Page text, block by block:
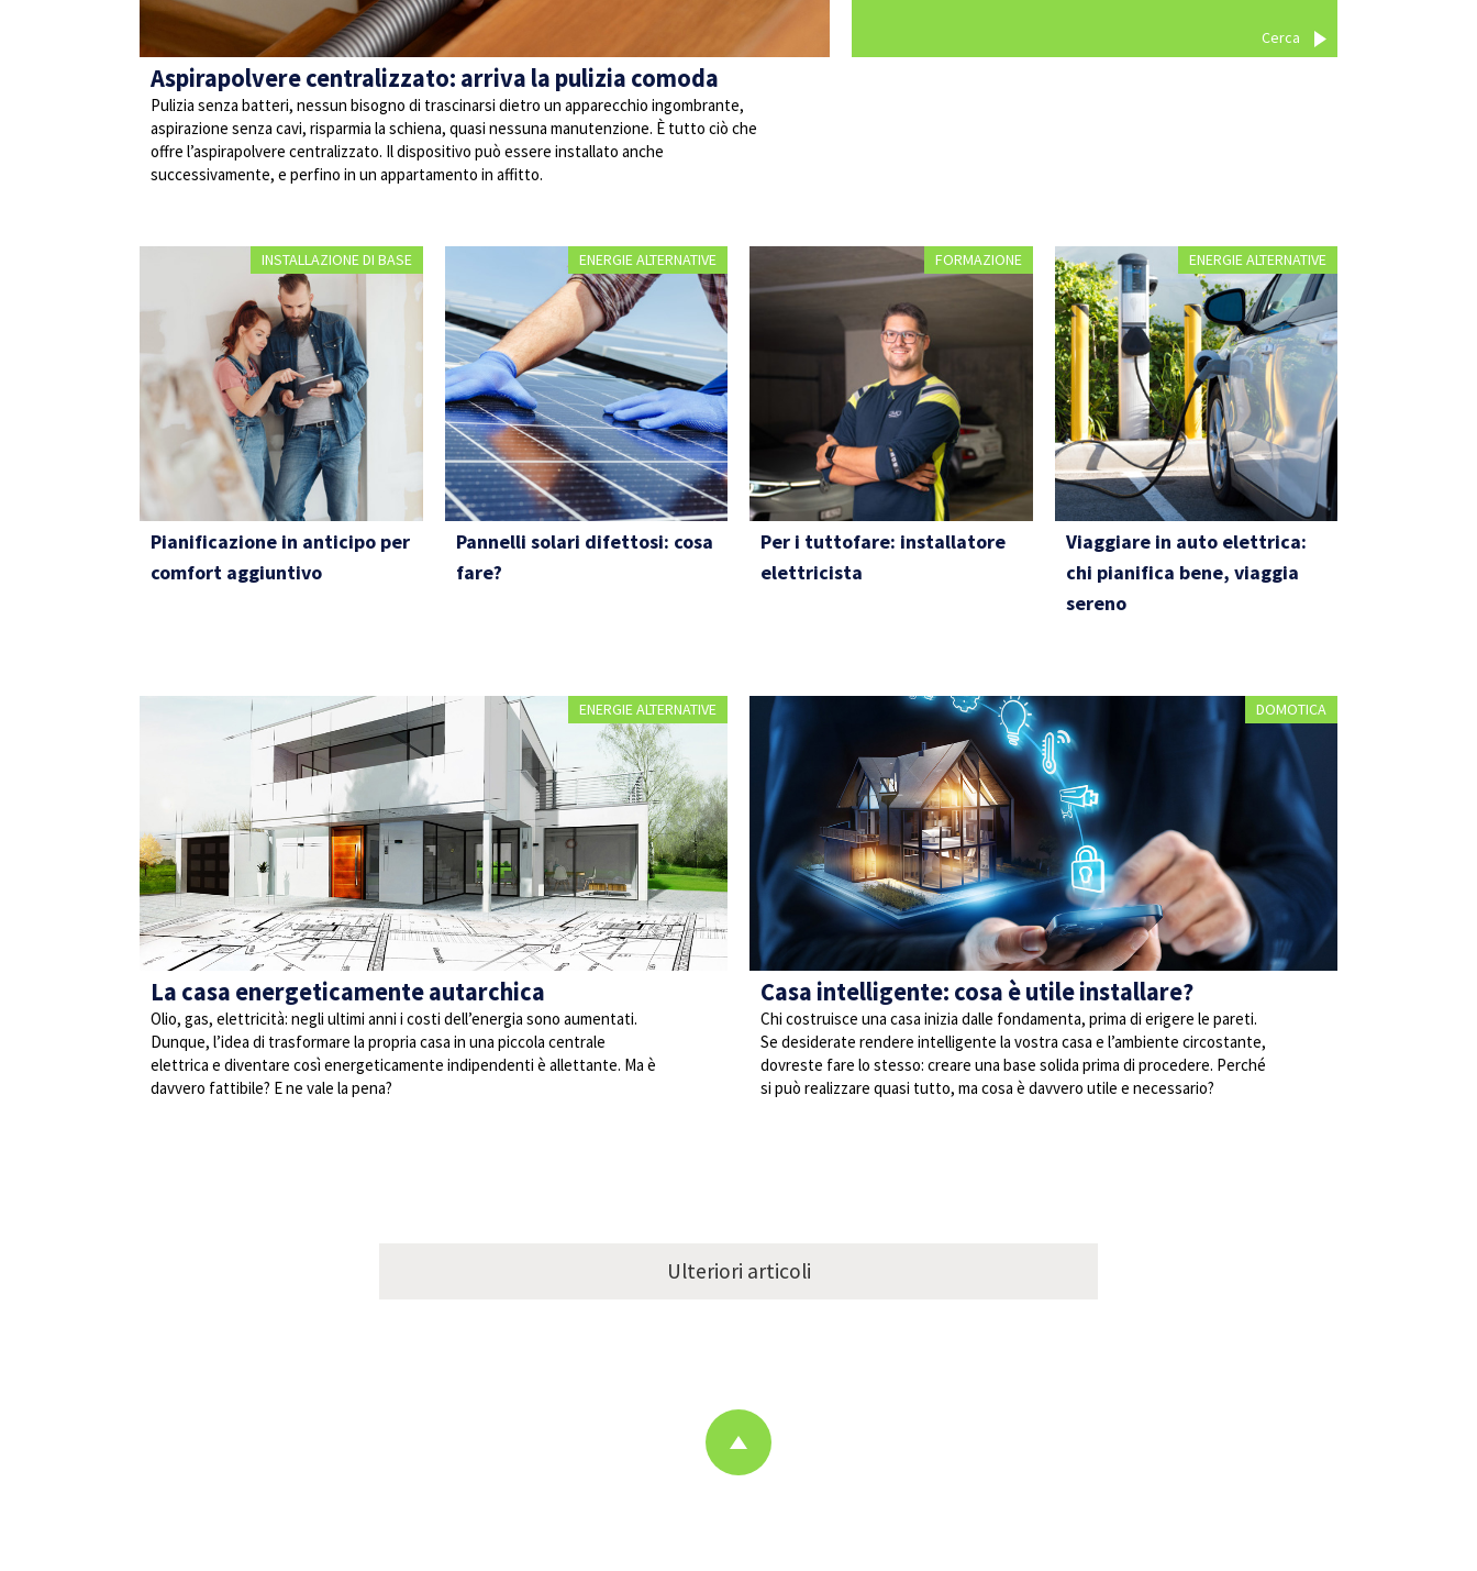
Aspirapolvere centralizzato: arriva la pulizia comoda
Pulizia senza batteri, nessun bisogno di trascinarsi dietro un apparecchio ingombrante,
aspirazione senza cavi, risparmia la schiena, quasi nessuna manutenzione. È tutto ciò che
offre l’aspirapolvere centralizzato. Il dispositivo può essere installato anche
successivamente, e perfino in un appartamento in affitto.
Cerca
INSTALLAZIONE DI BASE
Pianificazione in anticipo per
comfort aggiuntivo
ENERGIE ALTERNATIVE
Pannelli solari difettosi: cosa
fare?
FORMAZIONE
Per i tuttofare: installatore
elettricista
ENERGIE ALTERNATIVE
Viaggiare in auto elettrica:
chi pianifica bene, viaggia
sereno
ENERGIE ALTERNATIVE
La casa energeticamente autarchica
Olio, gas, elettricità: negli ultimi anni i costi dell’energia sono aumentati.
Dunque, l’idea di trasformare la propria casa in una piccola centrale
elettrica e diventare così energeticamente indipendenti è allettante. Ma è
davvero fattibile? E ne vale la pena?
DOMOTICA
Casa intelligente: cosa è utile installare?
Chi costruisce una casa inizia dalle fondamenta, prima di erigere le pareti.
Se desiderate rendere intelligente la vostra casa e l’ambiente circostante,
dovreste fare lo stesso: creare una base solida prima di procedere. Perché
si può realizzare quasi tutto, ma cosa è davvero utile e necessario?
Ulteriori articoli